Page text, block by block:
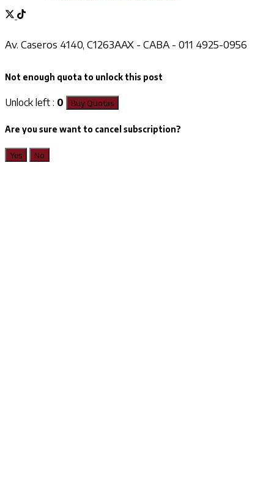
Av. Caseros 4140, C1263AAX - CABA - 011 4925-0956
Not enough quota to unlock this post
Unlock left : 0 Buy Quotas
Are you sure want to cancel subscription?
Yes No